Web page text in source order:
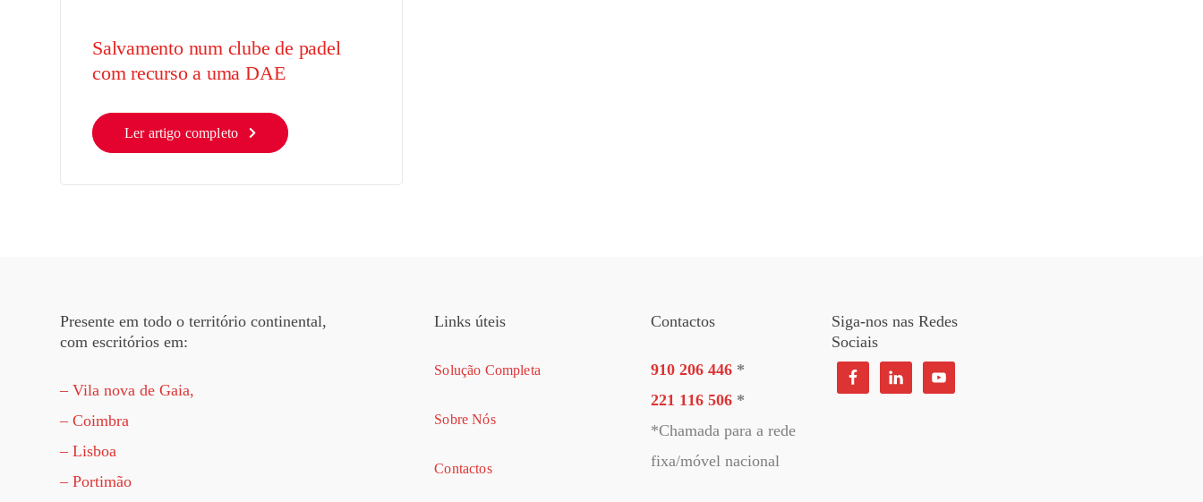
Salvamento num clube de padel
com recurso a uma DAE
Ler artigo completo
Presente em todo o território continental,
com escritórios em:
– Vila nova de Gaia,
– Coimbra
– Lisboa
– Portimão
Links úteis
Solução Completa
Sobre Nós
Contactos
Contactos
910 206 446 *
221 116 506 *
*Chamada para a rede
fixa/móvel nacional
Siga-nos nas Redes
Sociais